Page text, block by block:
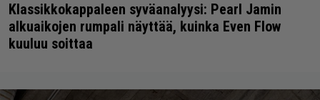
Klassikkokappaleen syväanalyysi: Pearl Jamin
alkuaikojen rumpali näyttää, kuinka Even Flow
kuuluu soittaa